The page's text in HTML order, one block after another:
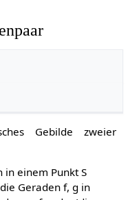
Gebilde zweier
in einem PunktS
Geraden f, g in